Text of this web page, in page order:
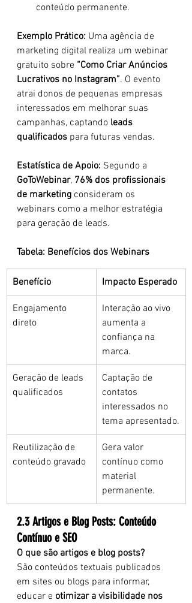
conteúdo permanente.
Exemplo Prático: Uma agência de
marketing digital realiza um webinar
gratuito sobre “Como Criar Anúncios
Lucrativos no Instagram”. O evento
atrai donos de pequenas empresas
interessados em melhorar suas
campanhas, captando leads
qualificados para futuras vendas.
Estatística de Apoio: Segundo a
GoToWebinar, 76% dos profissionais
de marketing consideram os
webinars como a melhor estratégia
para geração de leads.
Tabela: Benefícios dos Webinars
Benefício Impacto Esperado
Engajamento
direto
Interação ao vivo
aumenta a
confiança na
marca.
Geração de leads
qualificados
Captação de
contatos
interessados no
tema apresentado.
Reutilização de
conteúdo gravado
Gera valor
contínuo como
material
permanente.
2.3 Artigos e Blog Posts: Conteúdo
Contínuo e SEO
O que são artigos e blog posts?
São conteúdos textuais publicados
em sites ou blogs para informar,
educar e otimizar a visibilidade nos